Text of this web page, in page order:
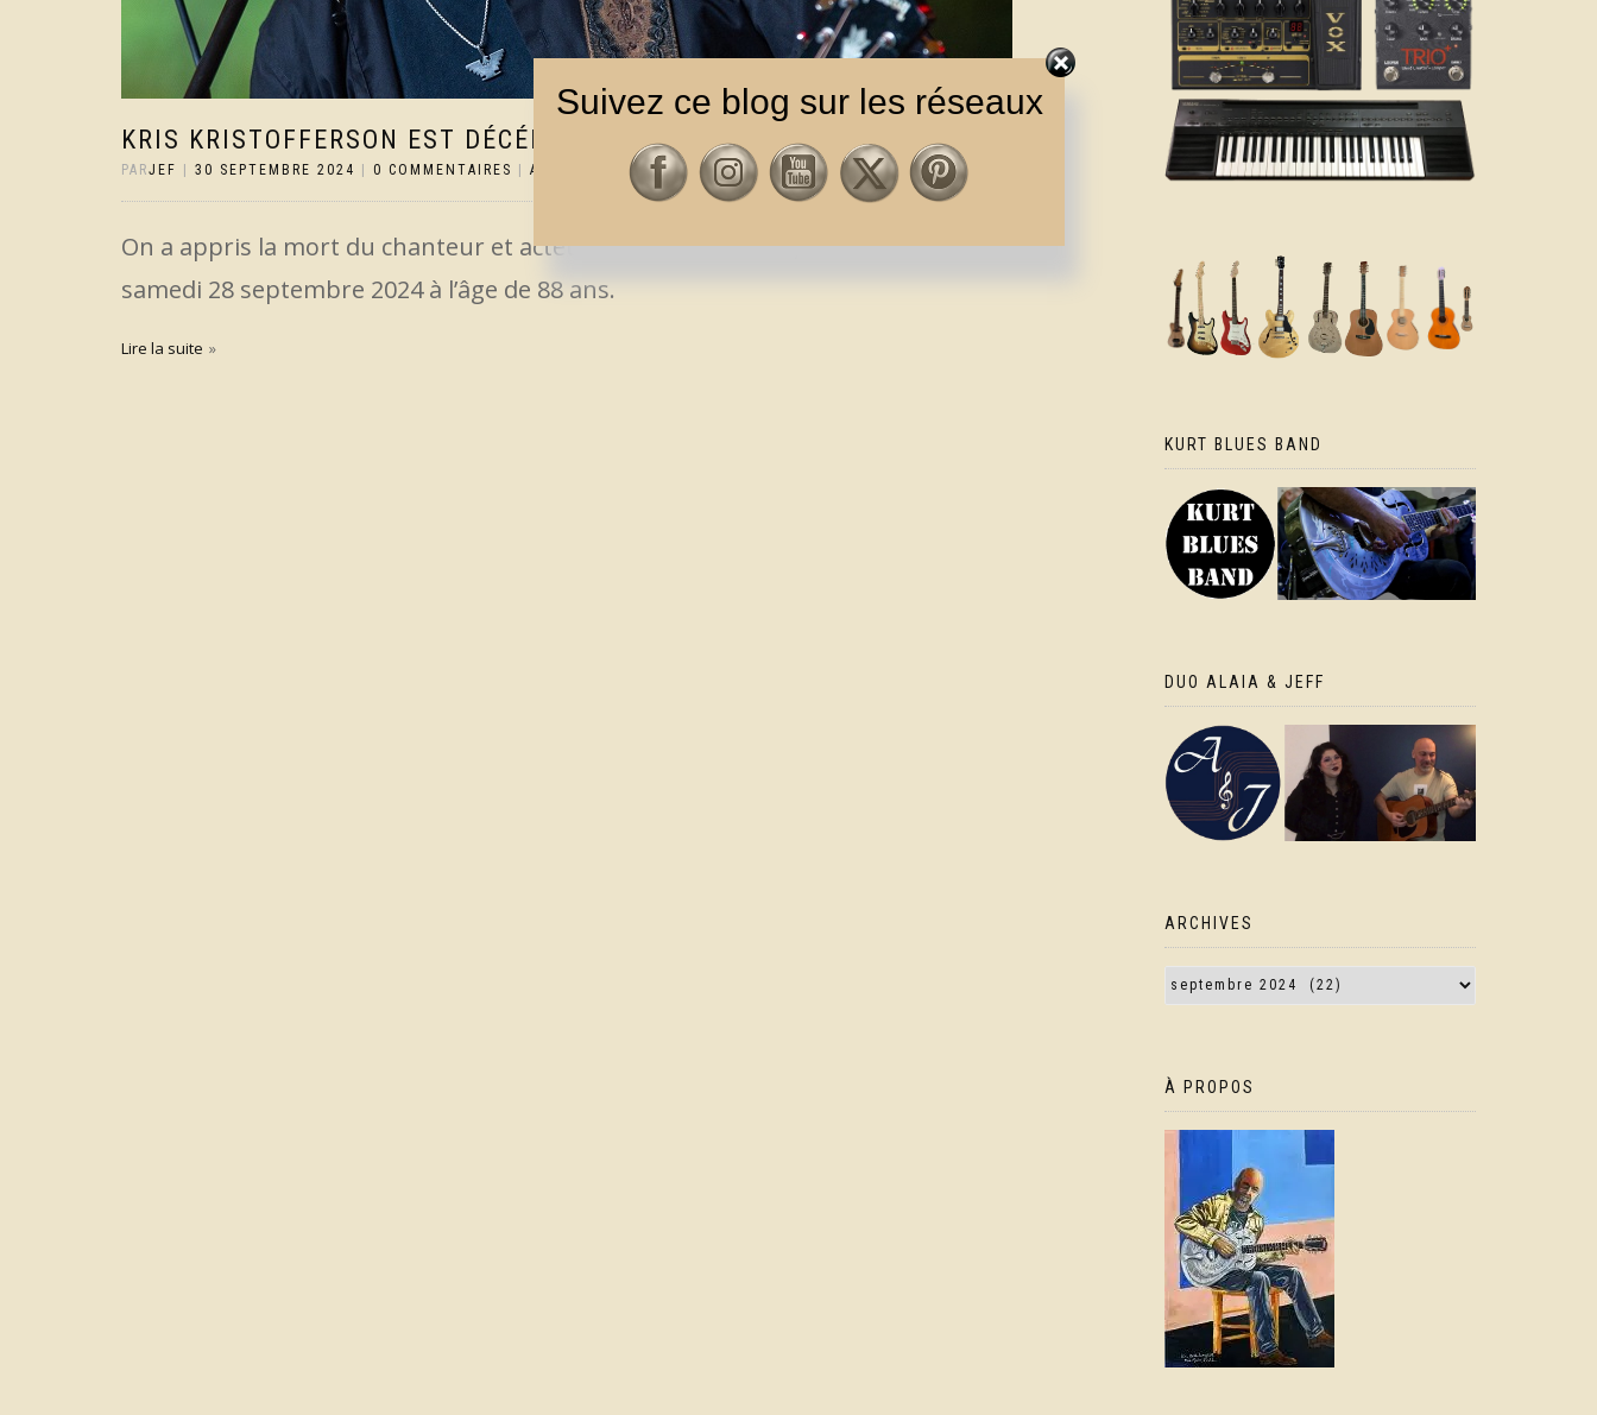
KRIS KRISTOFFERSON EST DÉCÉDÉ
PARJEF 30 SEPTEMBRE 2024 0 COMMENTAIRES ACTUS CHRONIQUES
On a appris la mort du chanteur et acteur Kris Kristofferson, survenue ce
samedi 28 septembre 2024 à l’âge de 88 ans.
Lire la suite
KURT BLUES BAND
DUO ALAIA & JEFF
ARCHIVES
À PROPOS
Suivez ce blog sur les réseaux